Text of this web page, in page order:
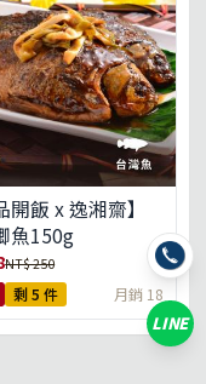
開飯 x 逸湘齋】
魚150g
NT$ 250
剩 5 件 月銷 18
LINE